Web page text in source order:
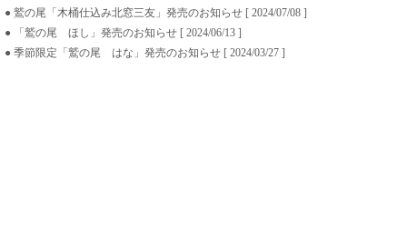
● 鷲の尾「木桶仕込み北窓三友」発売のお知らせ [ 2024/07/08 ]
● 「鷲の尾 ほし」発売のお知らせ [ 2024/06/13 ]
● 季節限定「鷲の尾 はな」発売のお知らせ [ 2024/03/27 ]